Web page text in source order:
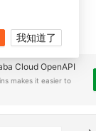
IDE
Cloud OpenAPI
makes it easier to
我知道了